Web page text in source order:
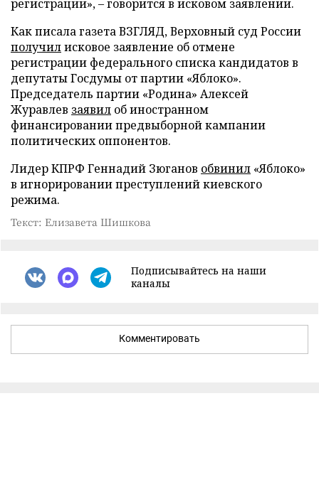
регистрации», – говорится в исковом заявлении.
Как писала газета ВЗГЛЯД, Верховный суд России
получилисковое заявление об отмене
регистрации федерального списка кандидатов в
депутаты Госдумы от партии «Яблоко».
Председатель партии «Родина» Алексей
Журавлев заявил об иностранном
финансировании предвыборной кампании
политических оппонентов.
Лидер КПРФ Геннадий Зюганов обвинил «Яблоко»
в игнорировании преступлений киевского
режима.
Текст: Елизавета Шишкова
Подписывайтесь на наши
каналы
Комментировать